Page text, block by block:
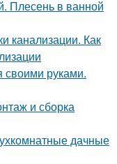
Плесень в ванной
канализации. Как
руками.
и сборка
дачные